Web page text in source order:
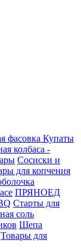
фасовка Купаты
колбаса -
Сосиски и
для копчения
ПРЯНОЕД
Старты для
соль
Щепа
Товары для